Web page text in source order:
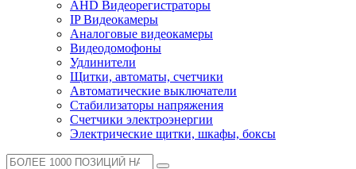
AHD Видеорегистраторы
IP Видеокамеры
Аналоговые видеокамеры
Видеодомофоны
Удлинители
Щитки, автоматы, счетчики
Автоматические выключатели
Стабилизаторы напряжения
Счетчики электроэнергии
Электрические щитки, шкафы, боксы